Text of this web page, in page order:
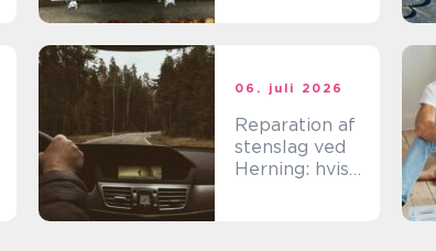
06. juli 2026
Reparation af
stenslag ved
Herning: hvis